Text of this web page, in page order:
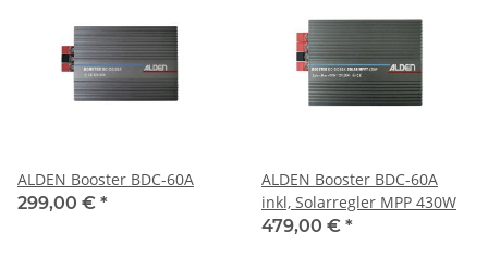
ALDEN Booster BDC-60A
299,00 € *
ALDEN Booster BDC-60A
inkl, Solarregler MPP 430W
479,00 € *